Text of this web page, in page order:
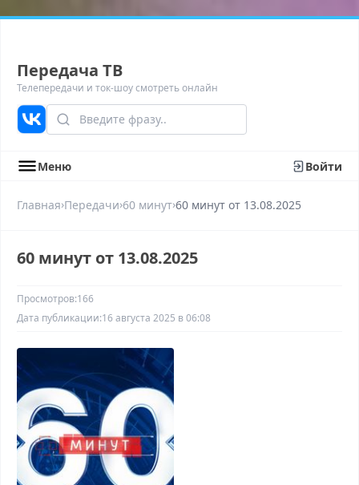
Передача ТВ
Телепередачи и ток-шоу смотреть онлайн
Меню Войти
Главная›Передачи›60 минут›60 минyт от 13.08.2025
60 минyт от 13.08.2025
Просмотров:166
Дата публикации:16 августа 2025 в 06:08